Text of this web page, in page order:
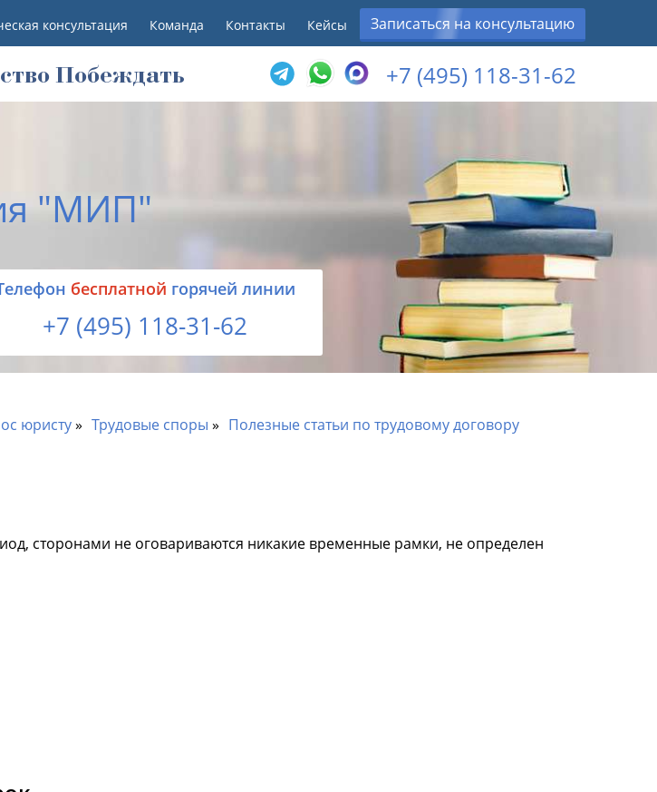
консультация Команда Контакты Кейсы Записаться на консультацию
Побеждать +7 (495) 118-31-62
"МИП"
бесплатной горячей линии
+7 (495) 118-31-62
юристу Трудовые споры
Полезные статьи по трудовому договору
сторонами не оговариваются никакие временные рамки, не определен